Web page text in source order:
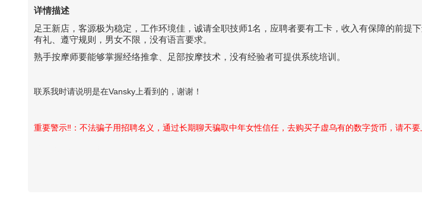
详情描述
足王新店，客源极为稳定，工作环境佳，诚请全职技师1名，应聘者要有工卡，收入有保障的前提
有礼、遵守规则，男女不限，没有语言要求。
熟手按摩师要能够掌握经络推拿、足部按摩技术，没有经验者可提供系统培训。
联系我时请说明是在Vansky上看到的，谢谢！
重要警示‼️：不法骗子用招聘名义，通过长期聊天骗取中年女性信任，去购买子虚乌有的数字货币，请不要